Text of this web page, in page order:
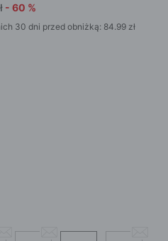
- 60 %
30 dni przed obniżką: 84.99 zł